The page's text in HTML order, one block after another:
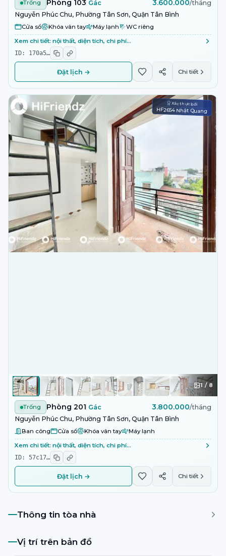
Trống Phòng 103 Gác 3.600.000/tháng
Nguyễn Phúc Chu, Phường Tân Sơn, Quận Tân Bình
Cửa sổ Khóa vân tay Máy lạnh WC riêng
Xem chi tiết: nội thất, diện tích, chi phí…
ID: 170a5…
Đặt lịch → Chi tiết
Xác thực bởi
HF2654 Nhật Quang
1/ 8
Trống Phòng 201 Gác 3.800.000/tháng
Nguyễn Phúc Chu, Phường Tân Sơn, Quận Tân Bình
Ban công Cửa sổ Khóa vân tay Máy lạnh
Xem chi tiết: nội thất, diện tích, chi phí…
ID: 57c17…
Đặt lịch → Chi tiết
Thông tin tòa nhà
Vị trí trên bản đồ